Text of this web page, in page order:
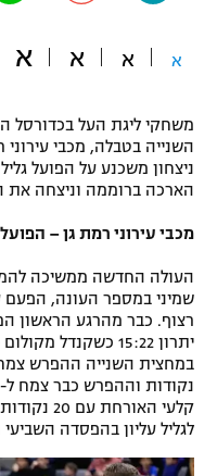
משתתפים וזוכים
תקנון עבור פעילות
טניס
גיימינג E-Sports
תנאי שימוש
מדיניות פרטיות
תקנון פעילות ספורט 1
רשיון להקרנה פומבית
פוטבול אמריקאי NFL
בייסבול MLB
אומנויות לחימה
גיימינג E-Sports
א א א א
משחקי ליגת העל בכדורסל
השנייה בטבלה, מכבי
ניצחון משכנע על הפועל
הארכה ברוממה וניצחה את
מכבי עירוני רמת גן – הפועל
העולה החדשה ממשיכה
שמיני במספר העונה, הפעם
רצוף. כבר מהרגע הראשון
לגליל עליון בהפסדה